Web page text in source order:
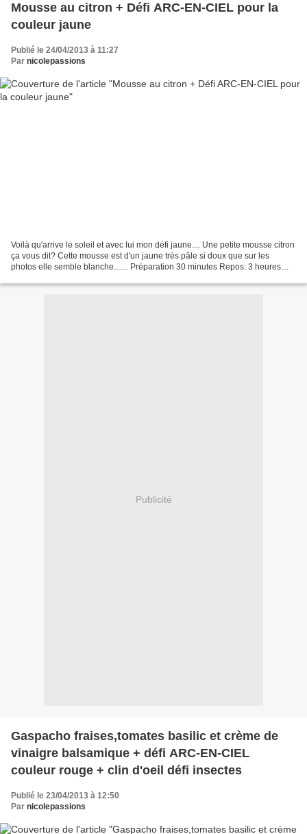
Mousse au citron + Défi ARC-EN-CIEL pour la
couleur jaune
Publié le 24/04/2013 à 11:27
Par nicolepassions
Voilà qu'arrive le soleil et avec lui mon défi jaune.... Une petite mousse citron
ça vous dit? Cette mousse est d'un jaune très pâle si doux que sur les
photos elle semble blanche....... Préparation 30 minutes Repos: 3 heures
Publicité
Gaspacho fraises,tomates basilic et crème de
vinaigre balsamique + défi ARC-EN-CIEL
couleur rouge + clin d'oeil défi insectes
Publié le 23/04/2013 à 12:50
Par nicolepassions